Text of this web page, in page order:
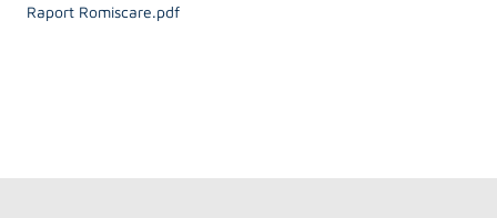
Raport Romiscare.pdf